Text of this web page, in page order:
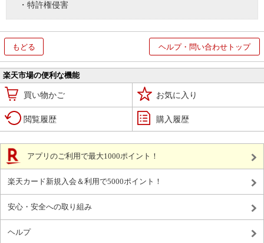
・特許権侵害
もどる ヘルプ・問い合わせトップ
楽天市場の便利な機能
買い物かご お気に入り
閲覧履歴 購入履歴
アプリのご利用で最大1000ポイント！
楽天カード新規入会＆利用で5000ポイント！
安心・安全への取り組み
ヘルプ